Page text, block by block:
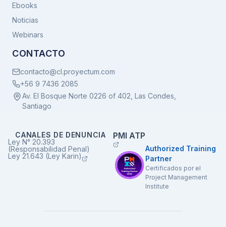
Ebooks
Noticias
Webinars
CONTACTO
contacto@cl.proyectum.com
+56 9 7436 2085
Av. El Bosque Norte 0226 of 402, Las Condes,
Santiago
CANALES DE DENUNCIA
Ley N° 20.393
(Responsabilidad Penal)
Ley 21.643 (Ley Karin)
PMI ATP
Authorized Training
Partner
Certificados por el
Project Management
Institute